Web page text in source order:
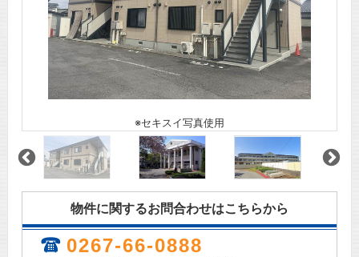
※セキスイ写真使用
物件に関するお問合わせはこちらから
0267-66-0888